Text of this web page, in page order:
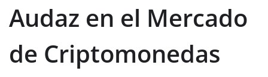
Audaz en el Mercado
de Criptomonedas